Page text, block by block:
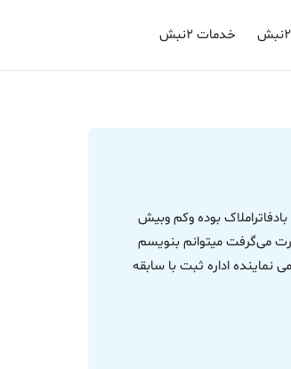
خدمات ۲نبش
بوده وکم وبیش
می‌گرفت میتوانم بنویسم
اداره ثبت با سابقه